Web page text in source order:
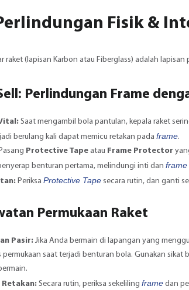
Fisik &
raket (lapisan Karbon atau Fiberglass) adalah
Perlindungan Frame
Saat mengambil bola pantulan, kepala raket
berulang kali dapat memicu retakan pada frame.
Pasang Protective Tape atau Frame Protector
benturan pertama, melindungi inti dan frame
Periksa Protective Tape secara rutin, dan ganti
Permukaan Raket
Pasir: Jika Anda bermain di lapangan yang
permukaan saat terjadi benturan bola. Gunakan
Retakan:Secara rutin, periksa sekeliling frame dan